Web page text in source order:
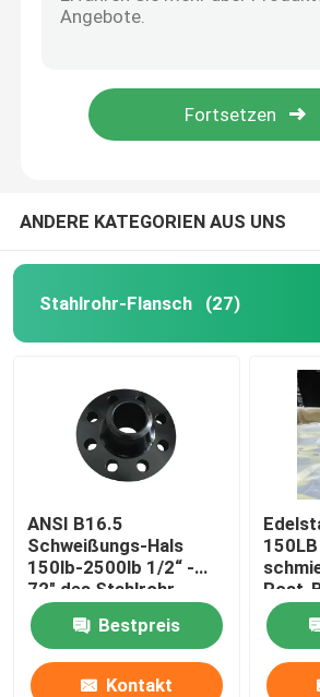
Flansch BS 4504
Flansch JIS B2220
FLANSCH aus Edelstahl
Rohrverschraubungen aus
Fitting stoßen
Fittings-Kappe
Fitting zweigen ab
ANDERE KATEGORIEN AUS UNS
Stahlrohr-Flansch (27)
ANSI B16.5
Schweißungs-Hals
150lb-2500lb 1/2“ -
72" des Stahlrohr-
Flansch-WN
Bestpreis
Kontakt
Rost-